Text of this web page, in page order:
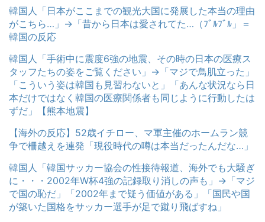
韓国人「日本がここまでの観光大国に発展した本当の理由
がこちら…」→「昔から日本は愛されてた…（ﾌﾞﾙﾌﾞﾙ」＝
韓国の反応
韓国人「手術中に震度6強の地震、その時の日本の医療ス
タッフたちの姿をご覧ください」→「マジで鳥肌立った」
「こういう姿は韓国も見習わないと」「あんな状況なら日
本だけではなく韓国の医療関係者も同じように行動したは
ずだ」【熊本地震】
【海外の反応】52歳イチロー、マ軍主催のホームラン競
争で柵越えを連発「現役時代の噂は本当だったんだな…」
韓国人「韓国サッカー協会の性接待報道、海外でも大騒ぎ
に・・・2002年W杯4強の記録取り消しの声も」→「マジ
で国の恥だ」「2002年まで疑う価値がある」「国民や国
が築いた国格をサッカー選手が足で蹴り飛ばすね」